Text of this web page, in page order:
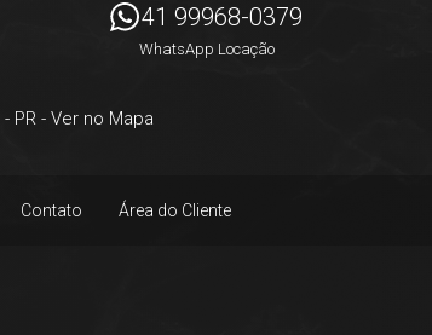
41 99968-0379
WhatsApp Locação
- PR - Ver no Mapa
Contato Área do Cliente